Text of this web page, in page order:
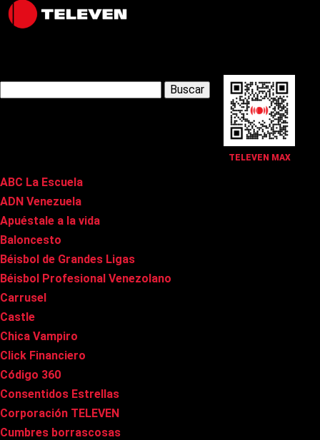
TELEVEN MAX
Latest Posts
ABC La Escuela
ADN Venezuela
Apuéstale a la vida
Baloncesto
Béisbol de Grandes Ligas
Béisbol Profesional Venezolano
Carrusel
Castle
Chica Vampiro
Click Financiero
Código 360
Consentidos Estrellas
Corporación TELEVEN
Cumbres borrascosas